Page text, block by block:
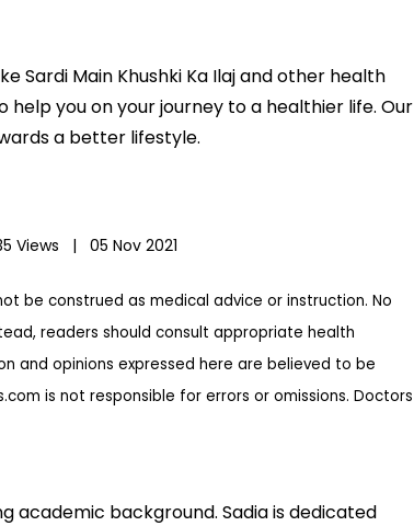
Sardi Main Khushki Ka Ilaj and other health
help you on your journey to a healthier life. Our
a better lifestyle.
Views | 05 Nov 2021
be construed as medical advice or instruction. No
readers should consult appropriate health
and opinions expressed here are believed to be
is not responsible for errors or omissions. Doctors
academic background. Sadia is dedicated